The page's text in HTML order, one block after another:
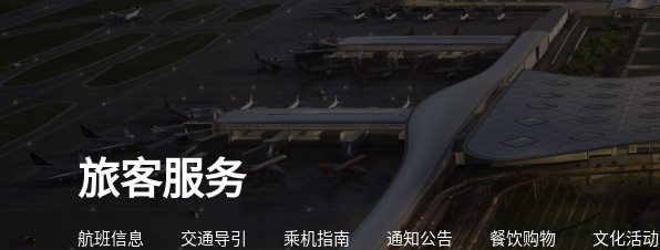
旅客服务
航班信息 交通导引 乘机指南 通知公告 餐饮购物 文化活动